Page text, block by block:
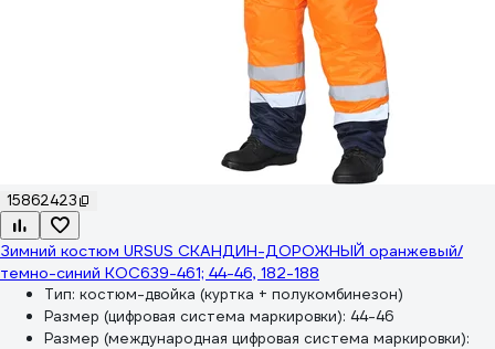
15862423
Зимний костюм URSUS СКАНДИН-ДОРОЖНЫЙ оранжевый/
темно-синий КОС639-461; 44-46, 182-188
Тип: костюм-двойка (куртка + полукомбинезон)
Размер (цифровая система маркировки): 44-46
Размер (международная цифровая система маркировки):